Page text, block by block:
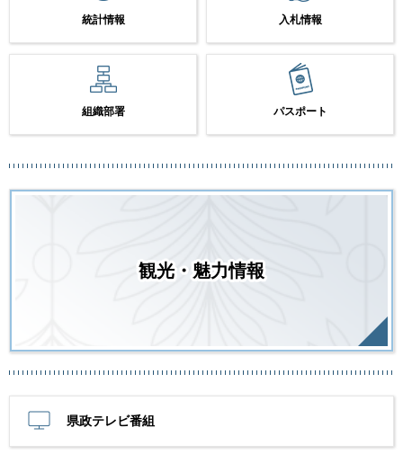
統計情報 入札情報
組織部署 パスポート
観光・魅力情報
県政テレビ番組